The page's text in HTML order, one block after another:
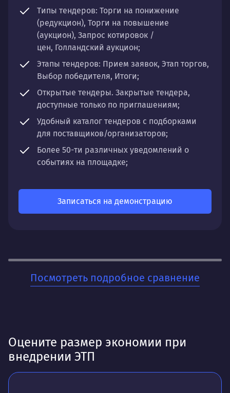
Типы тендеров: Торги на понижение
(редукцион), Торги на повышение
(аукцион), Запрос котировок /
цен, Голландский аукцион;
Этапы тендеров: Прием заявок, Этап торгов,
Выбор победителя, Итоги;
Открытые тендеры. Закрытые тендера,
доступные только по приглашениям;
Удобный каталог тендеров с подборками
для поставщиков/организаторов;
Более 50-ти различных уведомлений о
событиях на площадке;
и цветовая схема согласно вашему
фирменному стилю;
Записаться на демонстрацию
Посмотреть подробное сравнение
Оцените размер экономии при
внедрении ЭТП